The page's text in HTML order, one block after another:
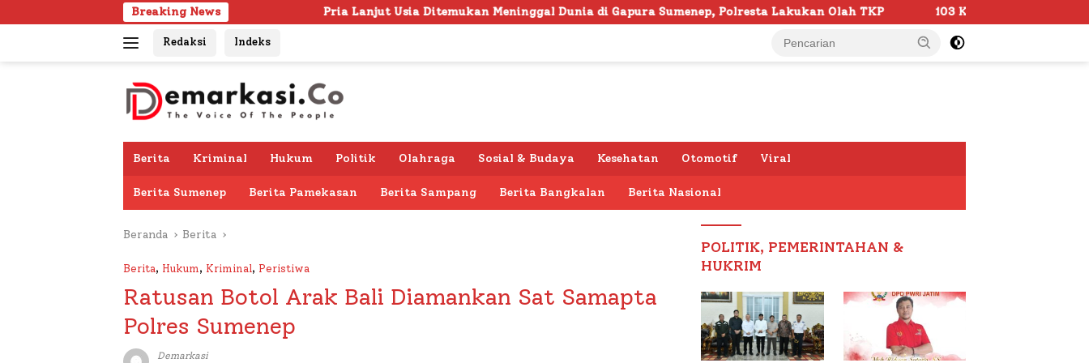
ke
Breaking NewsPria Lanjut Usia Ditemukan Meninggal Dunia di Gapura Sumenep, Polresta Lakukan Olah TKP 103 Kafilah Siap Ramaikan MTQ KORPRI VIII
Redaksi Indeks
Berita Kriminal Hukum Politik Olahraga Sosial & Budaya Kesehatan Otomotif Viral
Berita Sumenep Berita Pamekasan Berita Sampang Berita Bangkalan Berita Nasional
Beranda Berita
Berita, Hukum, Kriminal, Peristiwa
Ratusan Botol Arak Bali Diamankan Sat Samapta
Polres Sumenep
Demarkasi
POLITIK, PEMERINTAHAN &
HUKRIM